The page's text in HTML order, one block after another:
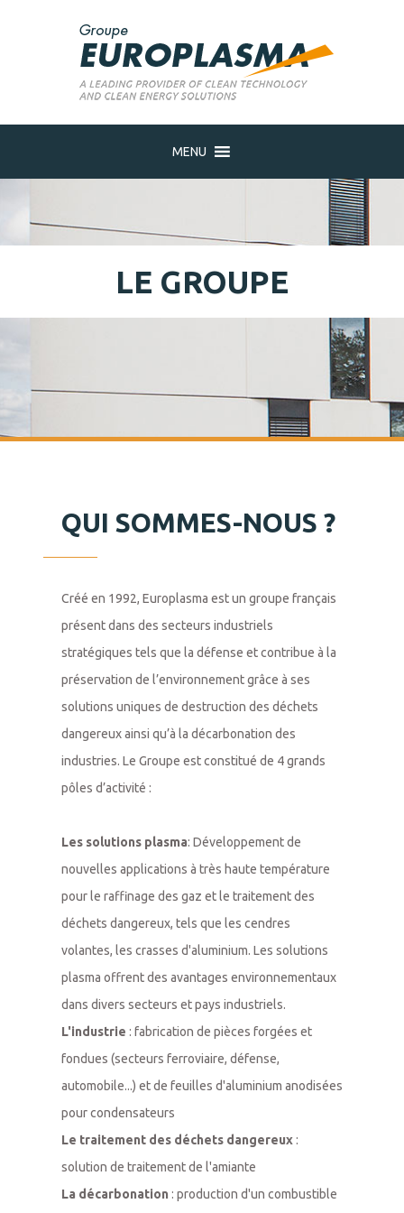
MENU
LE GROUPE
QUI SOMMES-NOUS ?
Créé en 1992, Europlasma est un groupe français
présent dans des secteurs industriels
stratégiques tels que la défense et contribue à la
préservation de l’environnement grâce à ses
solutions uniques de destruction des déchets
dangereux ainsi qu’à la décarbonation des
industries. Le Groupe est constitué de 4 grands
pôles d’activité :
Les solutions plasma: Développement de
nouvelles applications à très haute température
pour le raffinage des gaz et le traitement des
déchets dangereux, tels que les cendres
volantes, les crasses d'aluminium. Les solutions
plasma offrent des avantages environnementaux
L'industrie : fabrication de pièces forgées et
fondues (secteurs ferroviaire, défense,
automobile...) et de feuilles d'aluminium anodisées
Le traitement des déchets dangereux :
La décarbonation : production d'un combustible